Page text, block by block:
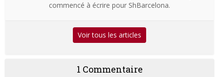
commencé à écrire pour ShBarcelona.
Voir tous les articles
1 Commentaire